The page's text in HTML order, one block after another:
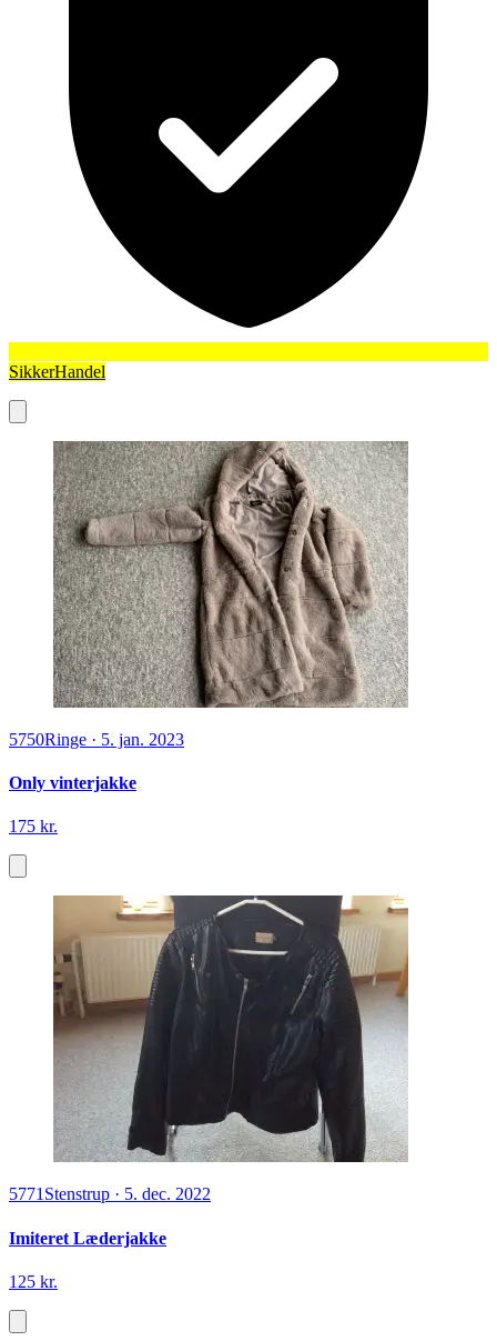
SikkerHandel
5750Ringe · 5. jan. 2023
Only vinterjakke
175 kr.
5771 Stenstrup · 5. dec. 2022
Imiteret Læderjakke
125 kr.